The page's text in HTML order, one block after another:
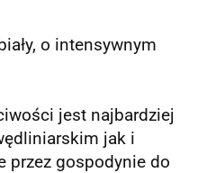
o intensywnym
jest najbardziej
jak i
przez gospodynie do